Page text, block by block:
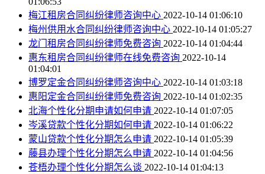
梅江租房合同纠纷律师咨询中心 2022-10-14 01:06:10
梅州供用水合同纠纷律师咨询中心 2022-10-14 01:05:27
龙门租房合同纠纷律师免费咨询 2022-10-14 01:04:44
惠东租房合同纠纷律师在线免费咨询 2022-10-14
01:04:01
博罗定金合同纠纷律师咨询中心 2022-10-14 01:03:18
惠阳定金合同纠纷律师免费咨询 2022-10-14 01:02:35
北海个性化分期申请如何申请 2022-10-14 01:07:05
岑溪贷款个性化分期如何申请 2022-10-14 01:06:22
蒙山贷款个性化分期怎么申请 2022-10-14 01:05:39
藤县办理个性化分期怎么申请 2022-10-14 01:04:56
苍梧办理个性化分期怎么谈 2022-10-14 01:04:13